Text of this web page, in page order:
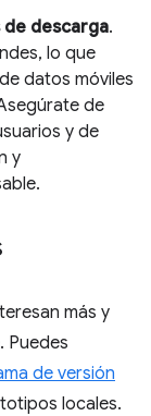
descarga.
lo que
datos móviles
de
y de
y
más y
Puedes
de versión
locales.